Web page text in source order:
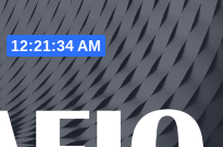
12:21:35 AM